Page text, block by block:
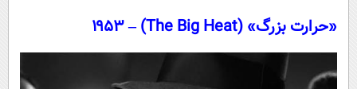
بین الملل «حرارت بزرگ» (The Big Heat) – ۱۹۵۳